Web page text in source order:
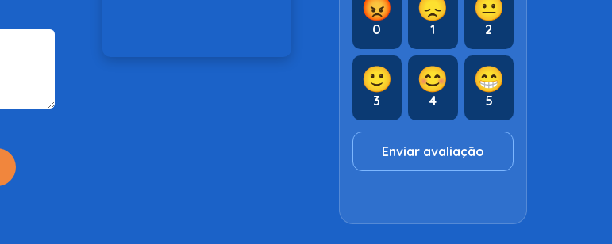
😡
0
😞
1
😐
2
🙂
3
😊
4
😁
5
Enviar avaliação